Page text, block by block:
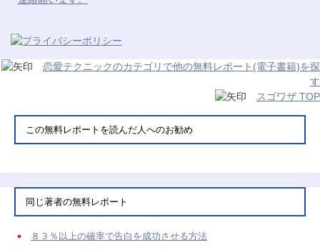
恋愛テクニックのカテゴリで他の無料レポート(電子書籍)を探
す
スゴワザ TOP
この無料レポートを読んだ人へのお勧め
同じ著者の無料レポート
８３％以上の確率で告白を成功させる方法